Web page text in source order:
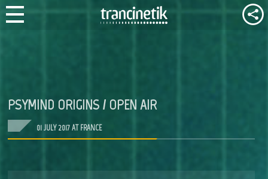
PSYMIND ORIGINS / OPEN AIR
01 JULY 2017 AT FRANCE